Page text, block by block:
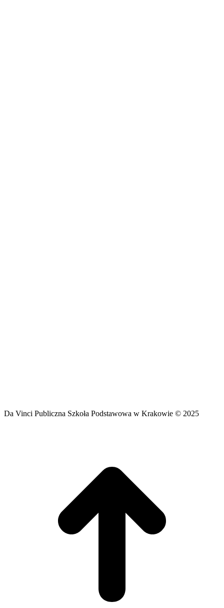
Da Vinci Publiczna Szkoła Podstawowa w Krakowie © 2025